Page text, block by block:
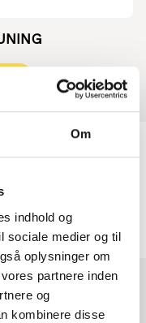
Om
indhold og
sociale medier og til
oplysninger om
partnere inden
og
kombinere disse